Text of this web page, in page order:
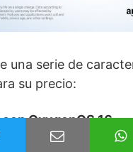
una serie de
su precio:
OxygenOS 16.